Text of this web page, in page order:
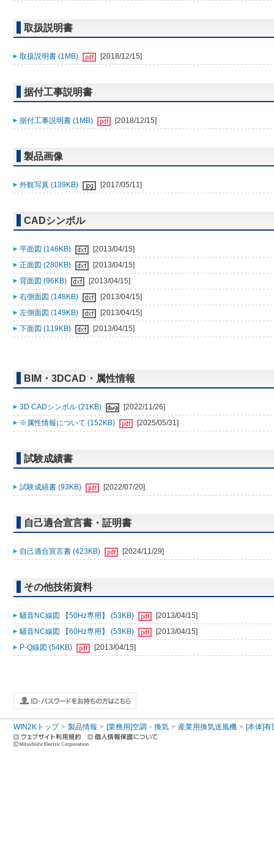
取扱説明書
取扱説明書 (1MB) [2018/12/15]
据付工事説明書
据付工事説明書 (1MB) [2018/12/15]
製品画像
外観写真 (139KB) [2017/05/11]
CADシンボル
平面図 (146KB)
[2013/04/15]
正面図 (280KB)
[2013/04/15]
背面図 (96KB)
[2013/04/15]
右側面図 (148KB)
[2013/04/15]
左側面図 (149KB)
[2013/04/15]
下面図 (119KB)
[2013/04/15]
BIM・3DCAD・属性情報
3D CADシンボル (21KB)
[2022/11/26]
※属性情報について (152KB)
[2025/05/31]
試験成績書
試験成績書 (93KB) [2022/07/20]
自己適合宣言書・証明書
自己適合宣言書 (423KB) [2024/11/29]
その他技術資料
騒音NC線図 【50Hz専用】 (53KB)
[2013/04/15]
騒音NC線図 【60Hz専用】 (53KB)
[2013/04/15]
P-Q線図 (54KB)
[2013/04/15]
WIN2Kトップ 製品情報 [業務用]空調・換気 産業用換気送風機 [本体]有